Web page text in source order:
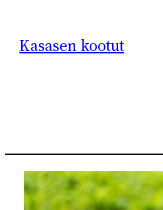
Kasasen kootut